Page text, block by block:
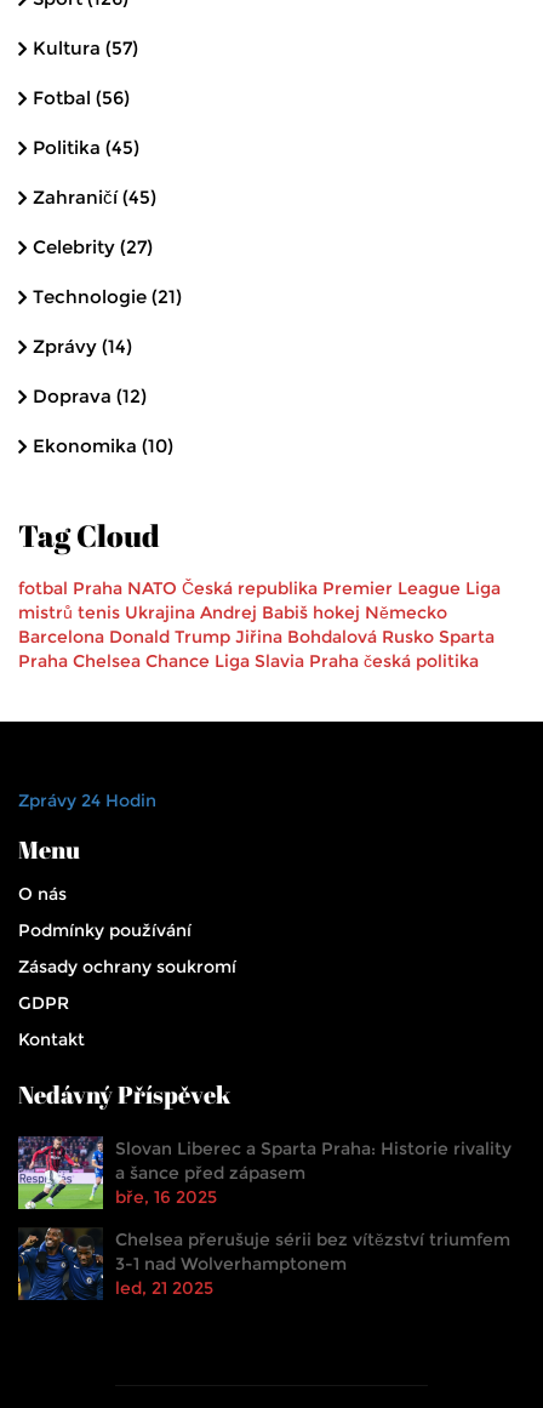
Kultura (57)
Fotbal (56)
Politika (45)
Zahraničí(45)
Celebrity (27)
Technologie (21)
Zprávy (14)
Doprava (12)
Ekonomika (10)
Tag Cloud
fotbal Praha NATO Česká republika Premier League Liga
mistrů tenis Ukrajina Andrej Babiš hokej Německo
Barcelona Donald Trump Jiřina Bohdalová Rusko Sparta
Praha Chelsea Chance Liga Slavia Praha česká politika
Zprávy 24 Hodin
Menu
O nás
Podmínky používání
Zásady ochrany soukromí
GDPR
Kontakt
Nedávný Příspěvek
Slovan Liberec a Sparta Praha: Historie rivality
a šance před zápasem
bře, 16 2025
Chelsea přerušuje sérii bez vítězství triumfem
3-1 nad Wolverhamptonem
led, 21 2025